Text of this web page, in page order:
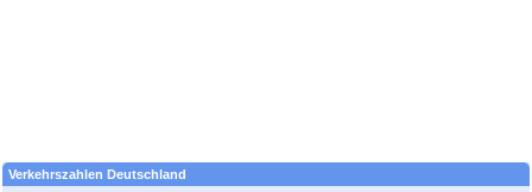
Verkehrszahlen Deutschland